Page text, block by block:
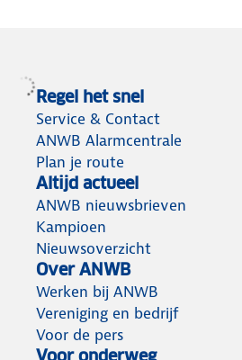
Regel het snel
Service & Contact
ANWB Alarmcentrale
Plan je route
Altijd actueel
ANWB nieuwsbrieven
Kampioen
Nieuwsoverzicht
Over ANWB
Werken bij ANWB
Vereniging en bedrijf
Voor de pers